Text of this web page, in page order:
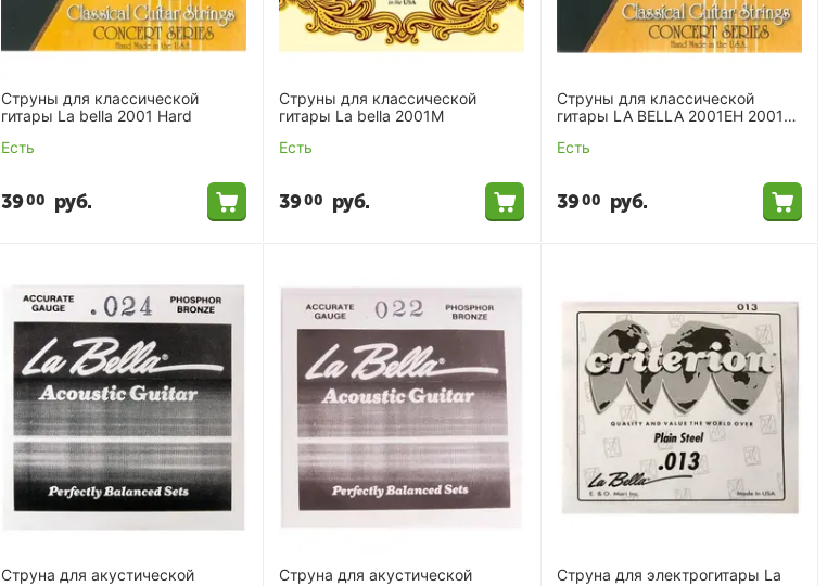
Струны для классической
гитары La bella 2001 Hard
Есть
3900 руб.
Струны для классической
гитары La bella 2001M
Есть
3900 руб.
Струны для классической
гитары LA BELLA 2001EH 2001
Есть
3900 руб.
Струна для акустической
Струна для акустической
Cтруна для электрогитары La